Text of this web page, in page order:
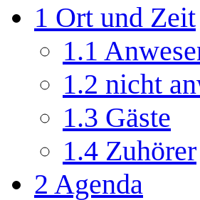
1 Ort und Zeit
1.1
1.2 nicht
1.3 Gäste
1.4 Zuhörer
2 Agenda